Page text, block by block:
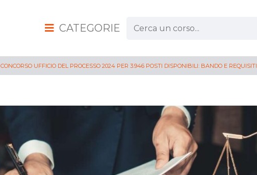
CATEGORIE
CONCORSO UFFICIO DEL PROCESSO 2024 PER 3.946 POSTI DISPONIBILI: BANDO E REQUISITI